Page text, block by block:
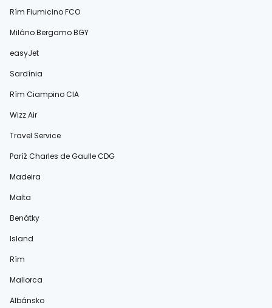
Rím Fiumicino FCO
Miláno Bergamo BGY
easyJet
Sardínia
Rím Ciampino CIA
Wizz Air
Travel Service
Paríž Charles de Gaulle CDG
Madeira
Malta
Benátky
Island
Rím
Mallorca
Albánsko